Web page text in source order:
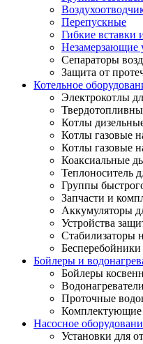
Перепускные
Гибкие вставки
Незамерзающие
Сепараторы
Защита от
Котельное
Электрокотлы
Котлы
Котлы газовые
Котлы газовые
Коаксиальные
Теплоноситель
Группы
Запчасти и
Аккумуляторы
Устройства
Стабилизаторы
Бойлеры и
Бойлеры
Проточные
Комплектующие
Насосное
Установки для